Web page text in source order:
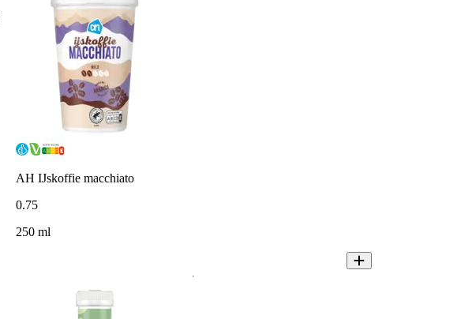
AH IJskoffie macchiato
0.75
250 ml